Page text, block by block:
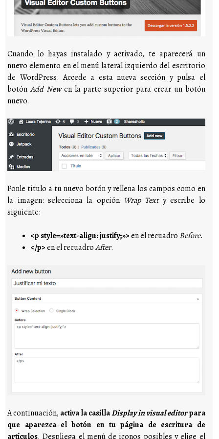
Cuando lo hayas instalado y activado, te aparecerá un
nuevo elemento en el menú lateral izquierdo del escritorio
de WordPress. Accede a esta nueva sección y pulsa el
botónAdd Newen la parte superior para crear un botón
nuevo.
Ponle título a tu nuevo botón y rellena los campos como en
la imagen: selecciona la opción Wrap Texty escribe lo
siguiente:
<p style=»text-align: justify;»>en el recuadro Before.
</p>en el recuadroAfter.
A continuación, activa la casillaDisplay in visual editorpara
que aparezca el botón en tu página de escritura de
artículos. Despliega el menú de iconos posibles y elige el